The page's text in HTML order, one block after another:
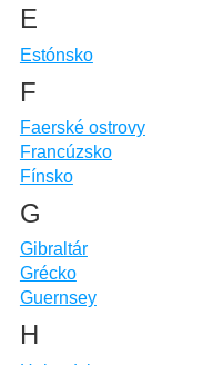
E
Estónsko
F
Faerské ostrovy
Francúzsko
Fínsko
G
Gibraltár
Grécko
Guernsey
H